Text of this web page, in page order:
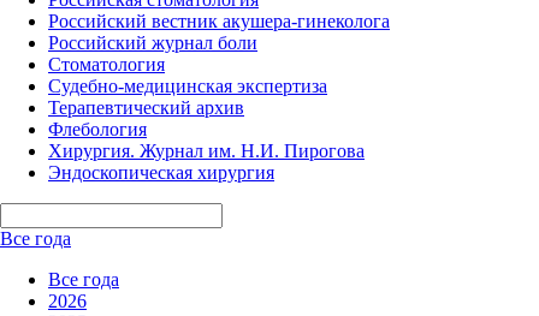
Российский вестник акушера-гинеколога
Российский журнал боли
Стоматология
Судебно-медицинская экспертиза
Терапевтический архив
Флебология
Хирургия. Журнал им. Н.И. Пирогова
Эндоскопическая хирургия
Все года
Все года
2026